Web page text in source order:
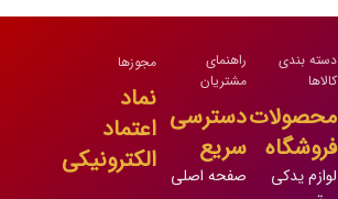
دسته بندی
کالاها
محصولات
فروشگاه
لوازم یدکی
راهنمای
مشتریان
دسترسی
سریع
صفحه اصلی
مجوزها
نماد
اعتماد
الکترونیکی